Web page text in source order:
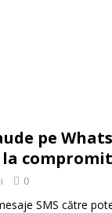
pe
0
SMS către